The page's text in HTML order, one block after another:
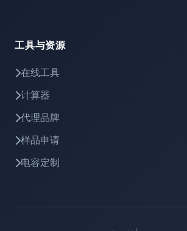
工具与资源
在线工具
计算器
代理品牌
样品申请
电容定制